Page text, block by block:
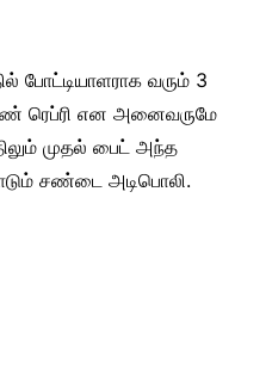
போட்டியாளராக வரும் 3
ரெப்ரி என அனைவருமே
முதல் பைட் அந்த
சண்டை அடிபொலி.